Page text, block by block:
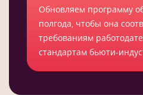
Обновляем программу
полгода, чтобы она
требованиям
стандартам бьюти-